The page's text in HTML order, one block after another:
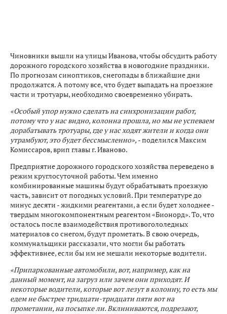
Чиновники вышли на улицы Иванова, чтобы обсудить работу
дорожного городского хозяйства в новогодние праздники.
По прогнозам синоптиков, снегопады в ближайшие дни
продолжатся. А потому все, что будет выпадать на проезжие
части и тротуары, необходимо своевременно убирать.
«Особый упор нужно сделать на синхронизации работ,
потому что у нас видно, колонна прошла, но мы не успеваем
дорабатывать тротуары, где у нас ходят жители и когда они
утрамбуют, это будет бессмысленно», - поделился Максим
Комиссаров, врип главы г. Иваново.
Предприятие дорожного городского хозяйства переведено в
режим круглосуточной работы. Чем именно
комбинированные машины будут обрабатывать проезжую
часть, зависит от погодных условий. При температуре до
минус десяти - жидкими реагентами, а если будет холоднее -
твердым многокомпонентным реагентом «Бионорд». То, что
осталось после взаимодействия противогололедных
материалов со снегом, будут прометать. В свою очередь,
коммунальщики рассказали, что могли бы работать
эффективнее, если бы им не мешали некоторые водители.
«Припаркованные автомобили, вот, например, как на
данный момент, на загруз или зачем они приходят. И
некоторые водители, которые вот лезут в колонну, то есть мы
едем не быстрее тридцати-тридцати пяти вот на
прометании, на посыпке ли. Вклиниваются, подрезают,